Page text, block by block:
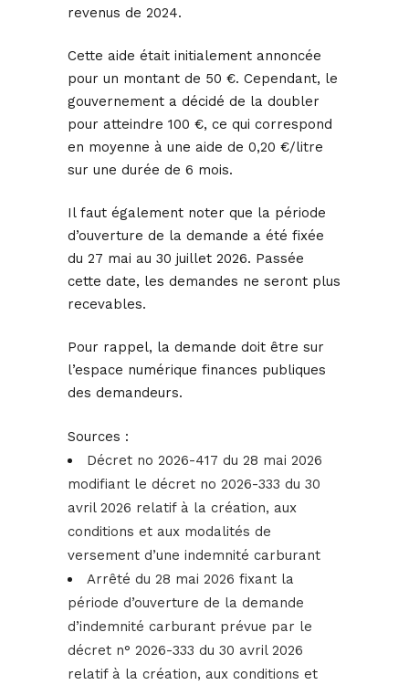
revenus de 2024.
Cette aide était initialement annoncée
pour un montant de 50 €. Cependant, le
gouvernement a décidé de la doubler
pour atteindre 100 €, ce qui correspond
en moyenne à une aide de 0,20 €/litre
sur une durée de 6 mois.
Il faut également noter que la période
d’ouverture de la demande a été fixée
du 27 mai au 30 juillet 2026. Passée
cette date, les demandes ne seront plus
recevables.
Pour rappel, la demande doit être sur
l’espace numérique finances publiques
des demandeurs.
Sources :
Décret no 2026-417 du 28 mai 2026
modifiant le décret no 2026-333 du 30
avril 2026 relatif à la création, aux
conditions et aux modalités de
versement d’une indemnité carburant
Arrêté du 28 mai 2026 fixant la
période d’ouverture de la demande
d’indemnité carburant prévue par le
décret n° 2026-333 du 30 avril 2026
relatif à la création, aux conditions et